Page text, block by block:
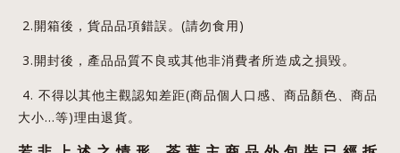
2.開箱後，貨品品項錯誤。(請勿食用)
3.開封後，產品品質不良或其他非消費者所造成之損毀。
4. 不得以其他主觀認知差距(商品個人口感、商品顏色、商品
大小…等)理由退貨。